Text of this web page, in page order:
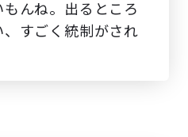
んね。出るところ
、すごく統制がされ